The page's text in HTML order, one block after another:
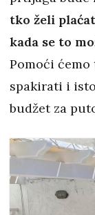
tko želi
kada se to
Pomoći
spakirati i
budžet za